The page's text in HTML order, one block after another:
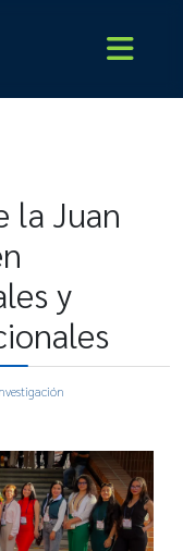
la Juan
y